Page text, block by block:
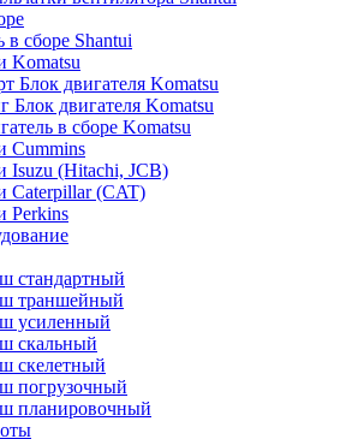
в сборе Shantui
Komatsu
Блок двигателя Komatsu
Блок двигателя Komatsu
в сборе Komatsu
Cummins
Isuzu (Hitachi, JCB)
Caterpillar (CAT)
Perkins
стандартный
траншейный
усиленный
скальный
скелетный
погрузочный
планировочный